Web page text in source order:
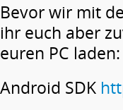
Bevor wir mit
ihr euch aber
euren PC laden:
Android SDK